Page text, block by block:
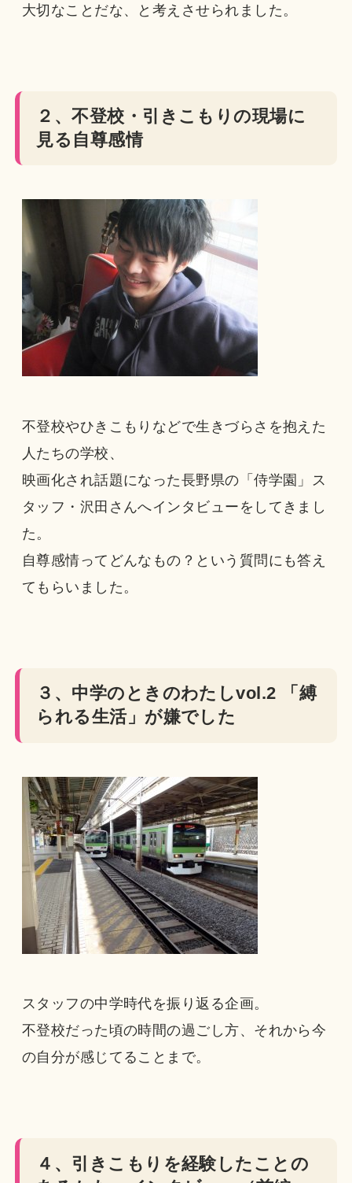
大切なことだな、と考えさせられました。
２、不登校・引きこもりの現場に
見る自尊感情
不登校やひきこもりなどで生きづらさを抱えた
人たちの学校、
映画化され話題になった長野県の「侍学園」ス
タッフ・沢田さんへインタビューをしてきまし
た。
自尊感情ってどんなもの？という質問にも答え
てもらいました。
３、中学のときのわたしvol.2 「縛
られる生活」が嫌でした
スタッフの中学時代を振り返る企画。
不登校だった頃の時間の過ごし方、それから今
の自分が感じてることまで。
４、引きこもりを経験したことの